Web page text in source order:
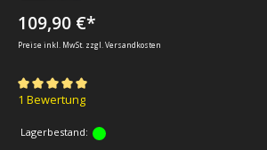
109,90 €*
Preise inkl. MwSt. zzgl. Versandkosten
Durchschnittliche Bewertung von 5 von 5
1 Bewertung
Lagerbestand: